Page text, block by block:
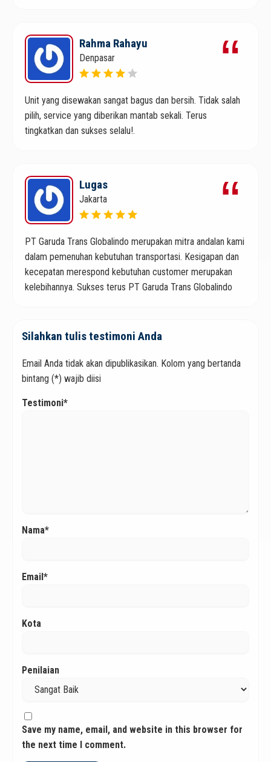
Rahma Rahayu
Denpasar
Unit yang disewakan sangat bagus dan bersih. Tidak salah
pilih, service yang diberikan mantab sekali. Terus
tingkatkan dan sukses selalu!.
Lugas
Jakarta
PT Garuda Trans Globalindo merupakan mitra andalan kami
dalam pemenuhan kebutuhan transportasi. Kesigapan dan
kecepatan merespond kebutuhan customer merupakan
kelebihannya. Sukses terus PT Garuda Trans Globalindo
Silahkan tulis testimoni Anda
Email Anda tidak akan dipublikasikan. Kolom yang bertanda
bintang (*) wajib diisi
Testimoni*
Nama*
Email*
Kota
Penilaian
Save my name, email, and website in this browser for
the next time I comment.